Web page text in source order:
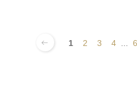
1 2 3 4 ...